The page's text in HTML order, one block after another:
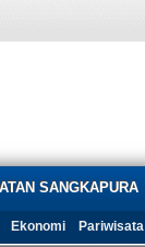
SANGKAPURA
Ekonomi Pariwisata